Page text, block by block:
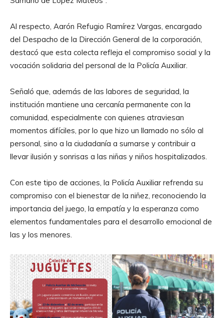
Al respecto, Aarón Refugio Ramírez Vargas, encargado
del Despacho de la Dirección General de la corporación,
destacó que esta colecta refleja el compromiso social y la
vocación solidaria del personal de la Policía Auxiliar.
Señaló que, además de las labores de seguridad, la
institución mantiene una cercanía permanente con la
comunidad, especialmente con quienes atraviesan
momentos difíciles, por lo que hizo un llamado no sólo al
personal, sino a la ciudadanía a sumarse y contribuir a
llevar ilusión y sonrisas a las niñas y niños hospitalizados.
Con este tipo de acciones, la Policía Auxiliar refrenda su
compromiso con el bienestar de la niñez, reconociendo la
importancia del juego, la empatía y la esperanza como
elementos fundamentales para el desarrollo emocional de
las y los menores.